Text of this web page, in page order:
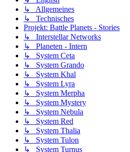
↳ Allgemeines
↳ Technisches
Projekt: Battle Planets - Stories
↳ Interstellar Networks
↳ Planeten - Intern
↳ System Ceta
↳ System Grando
↳ System Khal
↳ System Lyra
↳ System Merpha
↳ System Mystery
↳ System Nebula
↳ System Red
↳ System Thalia
↳ System Tulon
↳ System Turnus